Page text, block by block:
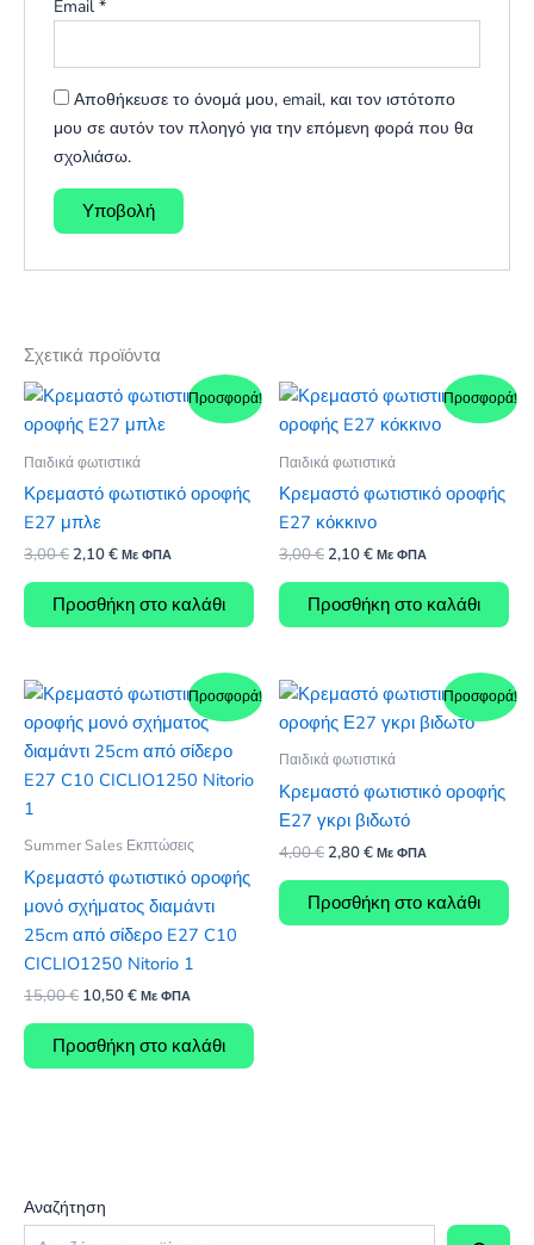
Email*
Αποθήκευσε το όνομά μου, email, και τον ιστότοπο
μου σε αυτόν τον πλοηγό για την επόμενη φορά που θα
σχολιάσω.
Σχετικά προϊόντα
Προσφορά!
Παιδικά φωτιστικά
Κρεμαστό φωτιστικό οροφής
E27 μπλε
3,00€ Original
was:
3,00 €.
2,10€Η
είναι:
2,10 €.
Με ΦΠΑ
Προσθήκη στο καλάθι
Προσφορά!
Παιδικά φωτιστικά
Κρεμαστό φωτιστικό οροφής
E27 κόκκινο
3,00€ Original
was:
3,00 €.
2,10€Η
είναι:
2,10 €.
Με ΦΠΑ
Προσθήκη στο καλάθι
Προσφορά!
Summer Sales Εκπτώσεις
Κρεμαστό φωτιστικό οροφής
μονό σχήματος διαμάντι
25cm από σίδερο E27 C10
CICLIO1250 Nitorio 1
15,00€ Original
was:
15,00 €.
10,50€Η
είναι:
10,50 €.
Με ΦΠΑ
Προσθήκη στο καλάθι
Προσφορά!
Παιδικά φωτιστικά
Κρεμαστό φωτιστικό οροφής
Ε27 γκρι βιδωτό
4,00€ Original
was:
4,00 €.
2,80€Η
είναι:
2,80 €.
Με ΦΠΑ
Προσθήκη στο καλάθι
Αναζήτηση